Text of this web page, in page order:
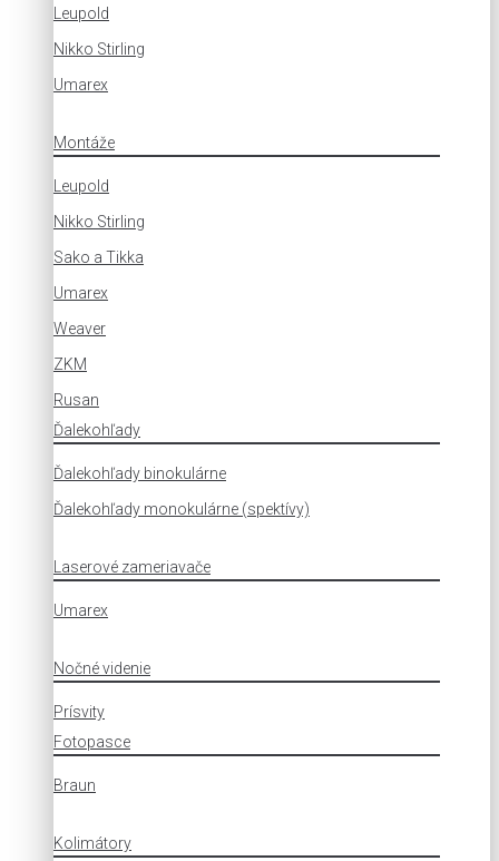
Leupold
Nikko Stirling
Umarex
Montáže
Leupold
Nikko Stirling
Sako a Tikka
Umarex
Weaver
ZKM
Rusan
Ďalekohľady
Ďalekohľady binokulárne
Ďalekohľady monokulárne (spektívy)
Laserové zameriavače
Umarex
Nočné videnie
Prísvity
Fotopasce
Braun
Kolimátory